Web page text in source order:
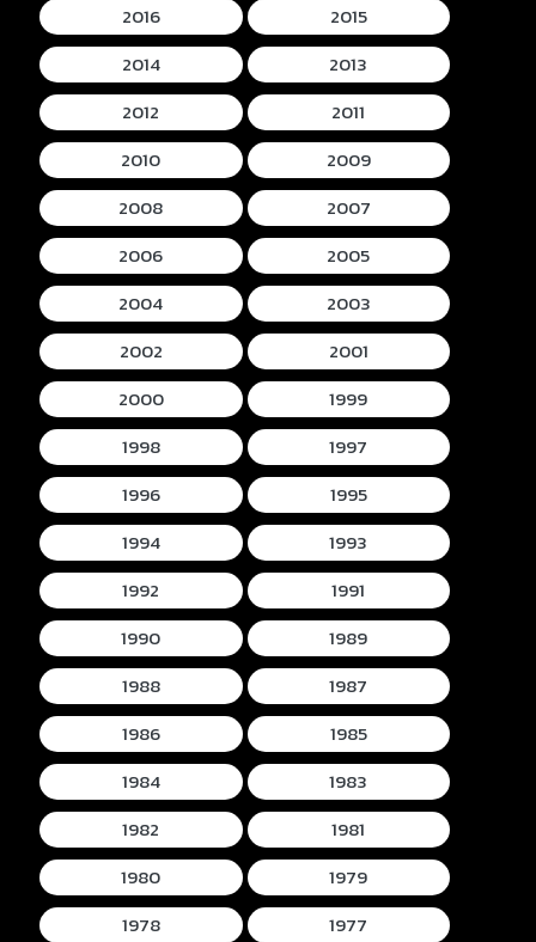
2016
2015
2014
2013
2012
2011
2010
2009
2008
2007
2006
2005
2004
2003
2002
2001
2000
1999
1998
1997
1996
1995
1994
1993
1992
1991
1990
1989
1988
1987
1986
1985
1984
1983
1982
1981
1980
1979
1978
1977